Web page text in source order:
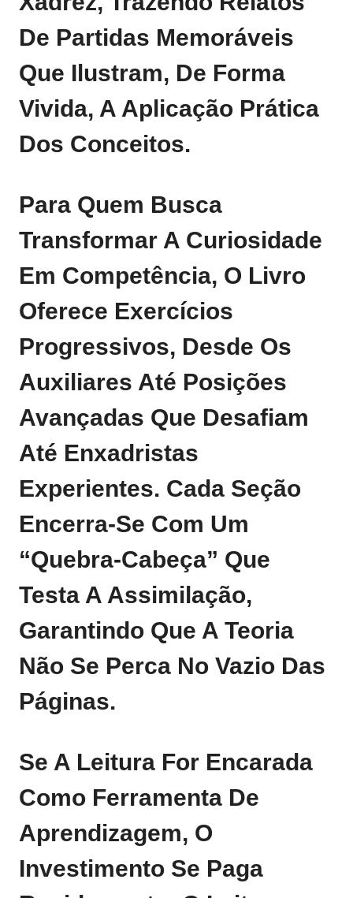
De Partidas Memoráveis
Que Ilustram, De Forma
Vivida, A Aplicação Prática
Dos Conceitos.
Para Quem Busca
Transformar A Curiosidade
Em Competência, O Livro
Oferece Exercícios
Progressivos, Desde Os
Auxiliares Até Posições
Avançadas Que Desafiam
Até Enxadristas
Experientes. Cada Seção
Encerra‑se Com Um
“quebra‑cabeça” Que
Testa A Assimilação,
Garantindo Que A Teoria
Não Se Perca No Vazio Das
Páginas.
Se A Leitura For Encarada
Como Ferramenta De
Aprendizagem, O
Investimento Se Paga